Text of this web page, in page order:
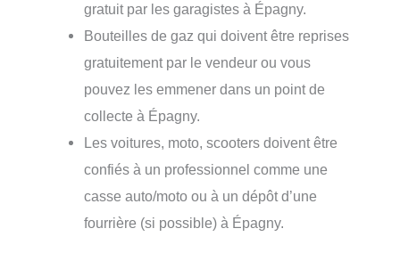
gratuit par les garagistes à Épagny.
Bouteilles de gaz qui doivent être reprises
gratuitement par le vendeur ou vous
pouvez les emmener dans un point de
collecte à Épagny.
Les voitures, moto, scooters doivent être
confiés à un professionnel comme une
casse auto/moto ou à un dépôt d’une
fourrière (si possible) à Épagny.